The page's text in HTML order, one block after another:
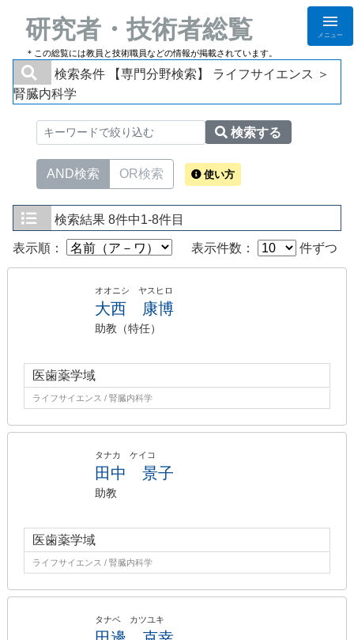
研究者・技術者総覧
＊この総覧には教員と技術職員などの情報が掲載されています。
メニュー
検索条件
【専門分野検索】 ライフサイエンス ＞
腎臓内科学
検索する
AND検索 OR検索 使い方
検索結果 8件中1-8件目
表示順： 表示件数： 件ずつ
オオニシ ヤスヒロ
大西 康博
助教（特任）
医歯薬学域
ライフサイエンス / 腎臓内科学
タナカ ケイコ
田中 景子
助教
医歯薬学域
ライフサイエンス / 腎臓内科学
タナベ カツユキ